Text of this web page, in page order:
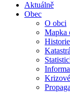
Aktuálně
Obec
O obci
Mapka
Historie